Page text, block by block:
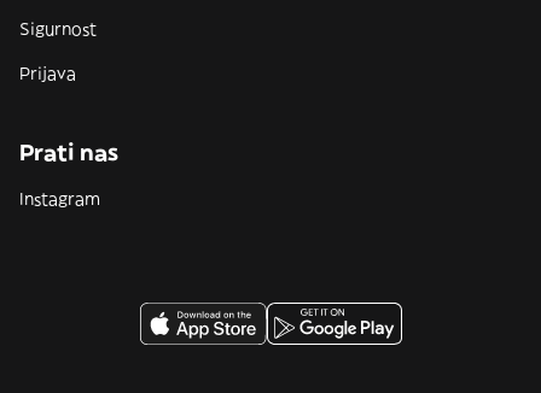
Sigurnost
Prijava
Prati nas
Instagram